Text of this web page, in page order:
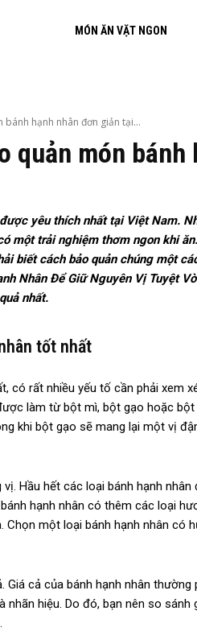
MÓN ĂN VẶT NGON
hạnh nhân đơn giản tại...
quản món bánh
yêu thích nhất tại Việt Nam.
một trải nghiệm thơm ngon khi
biết cách bảo quản chúng một
Nhân Để Giữ Nguyên Vị Tuyệt
nhất.
tốt nhất
có rất nhiều yếu tố cần phải xem
làm từ bột mì, bột gạo hoặc
khi bột gạo sẽ mang lại một vị
Hầu hết các loại bánh hạnh
hạnh nhân có thêm các loại
Chọn một loại bánh hạnh nhân có
Giá cả của bánh hạnh nhân
hiệu. Do đó, bạn nên so sánh